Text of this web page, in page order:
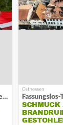
"Löwen aus dem Käfig lassen"
SCHMUCK